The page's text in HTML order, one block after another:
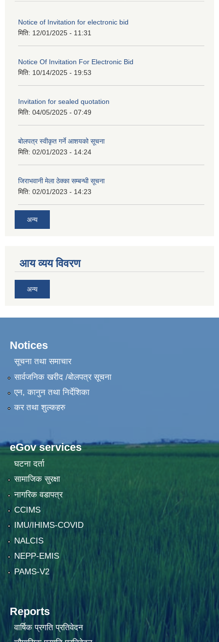
Notice of Invitation for electronic bid
मिति: 12/01/2025 - 11:31
Notice Of Invitation For Electronic Bid
मिति: 10/14/2025 - 19:53
Invitation for sealed quotation
मिति: 04/05/2025 - 07:49
बोलपत्र स्वीकृत गर्ने आशयको सूचना
मिति: 02/01/2023 - 14:24
जिराभवानी मेला ठेक्का सम्बन्धी सूचना
मिति: 02/01/2023 - 14:23
अन्य
आय व्यय विवरण
अन्य
Notices
सूचना तथा समाचार
सार्वजनिक खरीद /बोलपत्र सूचना
एन, कानुन तथा निर्देशिका
कर तथा शुल्कहरु
eGov services
घटना दर्ता
सामाजिक सुरक्षा
नागरिक वडापत्र
CCIMS
IMU/IHIMS-COVID
NALCIS
NEPP-EMIS
PAMS-V2
Reports
वार्षिक प्रगति प्रतिवेदन